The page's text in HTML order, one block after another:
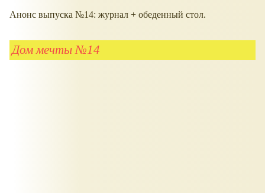
Анонс выпуска №14: журнал + обеденный стол.
Дом мечты №14